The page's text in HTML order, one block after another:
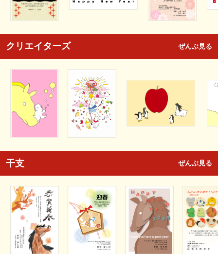
クリエイターズ ぜんぶ見る
干支 ぜんぶ見る